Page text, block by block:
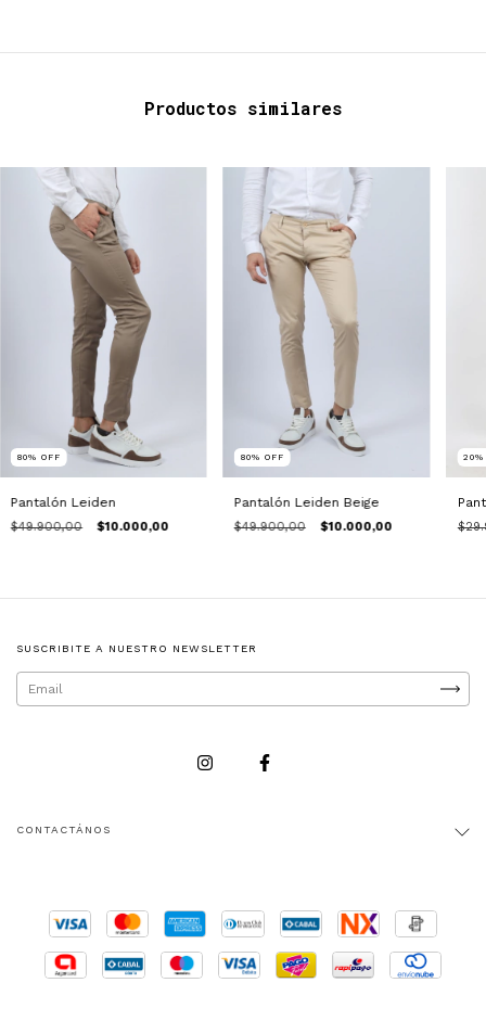
Productos similares
80% OFF
Pantalón Leiden
$49.900,00 $10.000,00
80% OFF
Pantalón Leiden Beige
$49.900,00 $10.000,00
20
SUSCRIBITE A NUESTRO NEWSLETTER
CONTACTÁNOS